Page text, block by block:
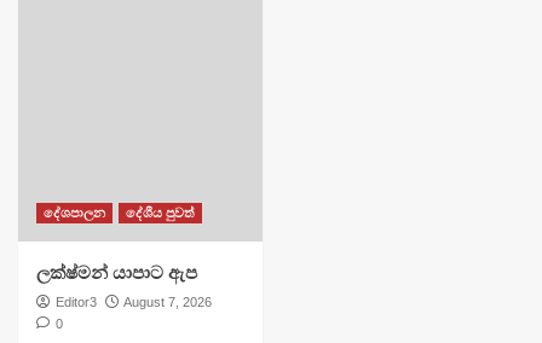
දේශපාලන දේශීය පුවත්
ලක්ෂ්මන් යාපාට ඇප
Editor3
August 7, 2026
0